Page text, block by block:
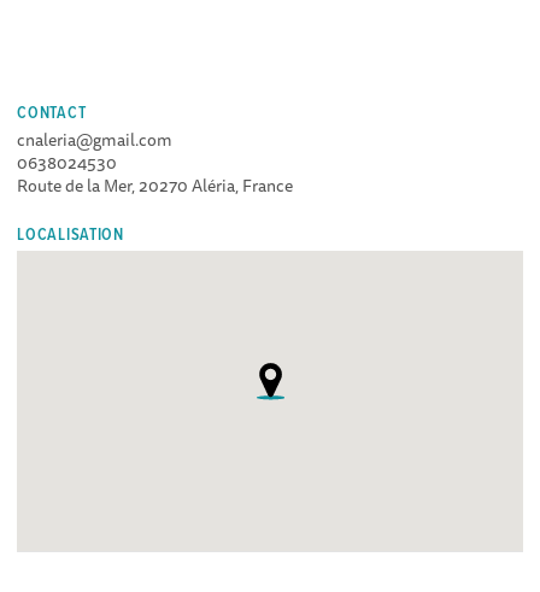
CONTACT
cnaleria@gmail.com
0638024530
Route de la Mer, 20270 Aléria, France
LOCALISATION